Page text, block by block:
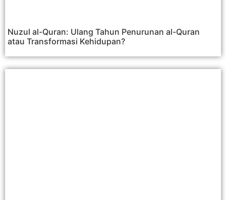
Nuzul al-Quran: Ulang Tahun Penurunan al-Quran
atau Transformasi Kehidupan?